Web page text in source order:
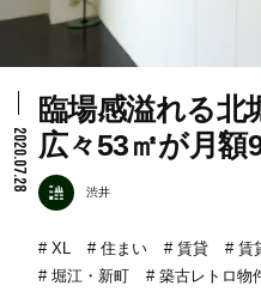
会社情報
2020.07.28
臨場感溢れる北
広々53㎡が月額
渋井
XL 住まい 賃貸 賃
堀江・新町
築古レトロ物